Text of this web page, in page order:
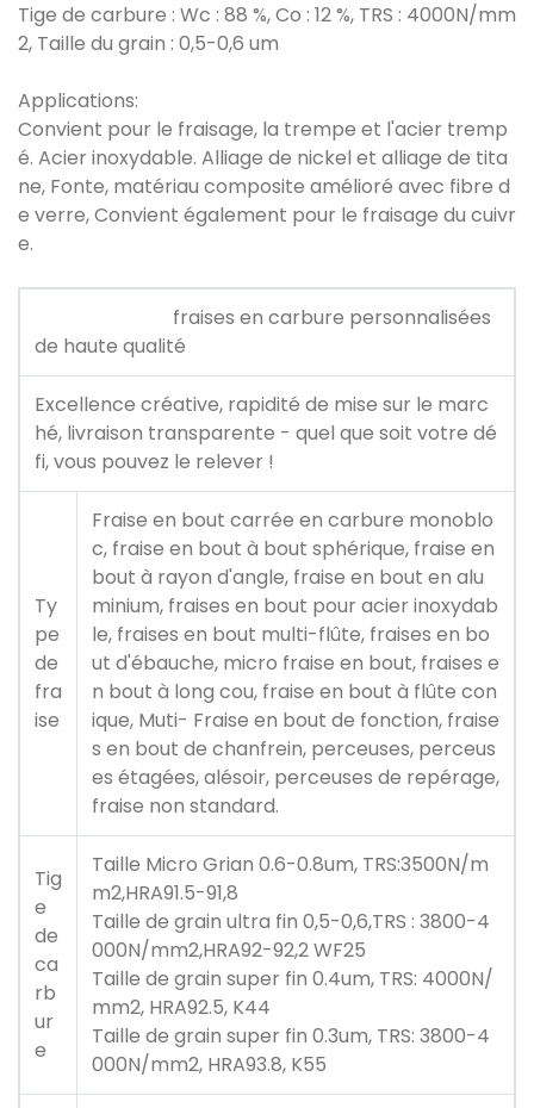
Tige de carbure : Wc : 88 %, Co : 12 %, TRS : 4000N/mm
2, Taille du grain : 0,5-0,6 um
Applications:
Convient pour le fraisage, la trempe et l'acier tremp
é. Acier inoxydable. Alliage de nickel et alliage de tita
ne, Fonte, matériau composite amélioré avec fibre d
e verre, Convient également pour le fraisage du cuivr
e.
fraises en carbure personnalisées
de haute qualité
Excellence créative, rapidité de mise sur le marc
hé, livraison transparente - quel que soit votre dé
fi, vous pouvez le relever !
Ty
pe
de
fra
ise
Fraise en bout carrée en carbure monoblo
c, fraise en bout à bout sphérique, fraise en
bout à rayon d'angle, fraise en bout en alu
minium, fraises en bout pour acier inoxydab
le, fraises en bout multi-flûte, fraises en bo
ut d'ébauche, micro fraise en bout, fraises e
n bout à long cou, fraise en bout à flûte con
ique, Muti- Fraise en bout de fonction, fraise
s en bout de chanfrein, perceuses, perceus
es étagées, alésoir, perceuses de repérage,
fraise non standard.
Tig
e
de
ca
rb
ur
e
Taille Micro Grian 0.6-0.8um, TRS:3500N/m
m2,HRA91.5-91,8
Taille de grain ultra fin 0,5-0,6,TRS : 3800-4
000N/mm2,HRA92-92,2 WF25
Taille de grain super fin 0.4um, TRS: 4000N/
mm2, HRA92.5, K44
Taille de grain super fin 0.3um, TRS: 3800-4
000N/mm2, HRA93.8, K55